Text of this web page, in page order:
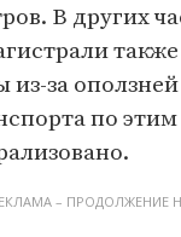
В других
также
из-за
по
– ПРОДОЛЖЕНИЕ